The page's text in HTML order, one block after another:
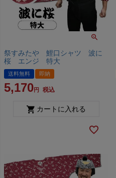
祭すみたや 鯉口シャツ 波に
桜 エンジ 特大
送料無料 即納
5,170 税込
カートに入れる